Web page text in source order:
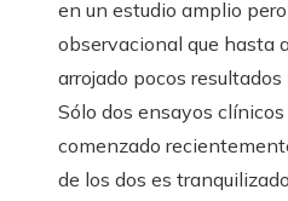
en un estudio amplio
observacional que hasta
arrojado pocos resultados
Sólo dos ensayos
comenzado
de los dos es